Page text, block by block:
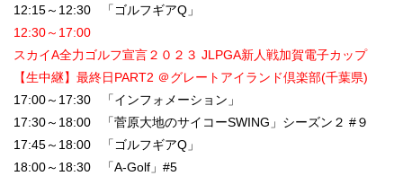
12:15～12:30 「ゴルフギアQ」
12:30～17:00
スカイA全力ゴルフ宣言２０２３ JLPGA新人戦加賀電子カップ
【生中継】最終日PART2 ＠グレートアイランド倶楽部(千葉県)
17:00～17:30 「インフォメーション」
17:30～18:00 「菅原大地のサイコーSWING」シーズン２ #９
17:45～18:00 「ゴルフギアQ」
18:00～18:30 「A-Golf」#5